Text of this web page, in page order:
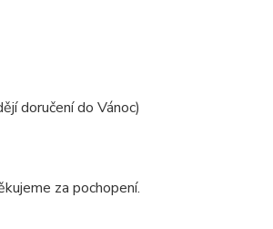
doručení do Vánoc)
za pochopení.